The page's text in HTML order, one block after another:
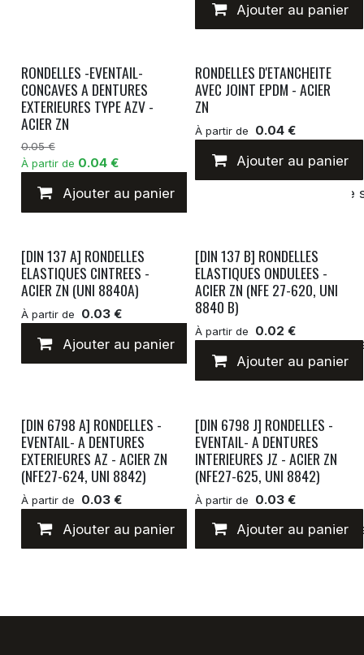
Ajouter au panier
RONDELLES -EVENTAIL-
CONCAVES A DENTURES
EXTERIEURES TYPE AZV -
ACIER ZN
0.05 €
À partir de 0.04 €
Ajouter au panier Ajouter à la liste de
RONDELLES D'ETANCHEITE
AVEC JOINT EPDM - ACIER
ZN
À partir de 0.04 €
Ajouter au panier
[DIN 137 A] RONDELLES
ELASTIQUES CINTREES -
ACIER ZN (UNI 8840A)
À partir de 0.03 €
Ajouter au panier Ajouter à la liste de
[DIN 137 B] RONDELLES
ELASTIQUES ONDULEES -
ACIER ZN (NFE 27-620, UNI
8840 B)
À partir de 0.02 €
Ajouter au panier
[DIN 6798 A] RONDELLES -
EVENTAIL- A DENTURES
EXTERIEURES AZ - ACIER ZN
(NFE27-624, UNI 8842)
À partir de 0.03 €
Ajouter au panier Ajouter à la liste de
[DIN 6798 J] RONDELLES -
EVENTAIL- A DENTURES
INTERIEURES JZ - ACIER ZN
(NFE27-625, UNI 8842)
À partir de 0.03 €
Ajouter au panier